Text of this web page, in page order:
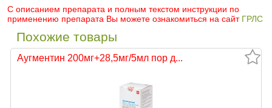
С описанием препарата и полным текстом инструкции по
применению препарата Вы можете ознакомиться на сайт ГРЛС
Похожие товары
Аугментин 200мг+28,5мг/5мл пор д...